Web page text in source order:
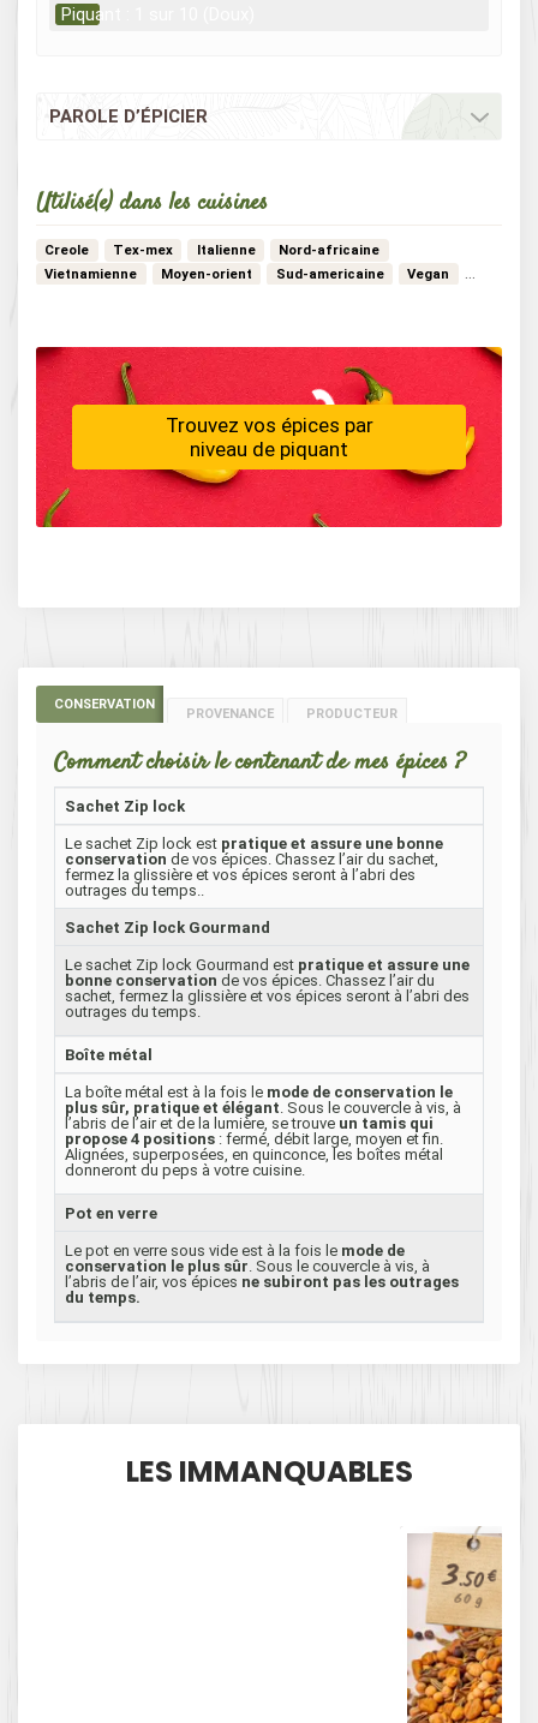
Piquant : 1 sur 10 (Doux)
PAROLE D’ÉPICIER
Utilisé(e) dans les cuisines
Creole Tex-mex Italienne
Nord-africaine
Vietnamienne
Moyen-orient Sud-americaine
Vegan
Trouvez vos épices par
niveau de piquant
CONSERVATION
PROVENANCE PRODUCTEUR
Comment choisir le contenant de mes épices ?
Sachet Zip lock
Le sachet Zip lock est pratique et assure une bonne
conservation de vos épices. Chassez l’air du sachet,
fermez la glissière et vos épices seront à l’abri des
outrages du temps..
Sachet Zip lock Gourmand
Le sachet Zip lock Gourmand est pratique et assure une
bonne conservation de vos épices. Chassez l’air du
sachet, fermez la glissière et vos épices seront à l’abri des
outrages du temps.
Boîte métal
La boîte métal est à la fois le mode de conservation le
plus sûr, pratique et élégant. Sous le couvercle à vis, à
l’abris de l’air et de la lumière, se trouve un tamis qui
propose 4 positions : fermé, débit large, moyen et fin.
Alignées, superposées, en quinconce, les boîtes métal
donneront du peps à votre cuisine.
Pot en verre
Le pot en verre sous vide est à la fois le mode de
conservation le plus sûr. Sous le couvercle à vis, à
l’abris de l’air, vos épices ne subiront pas les outrages
du temps.
LES IMMANQUABLES
3.50€
60 g